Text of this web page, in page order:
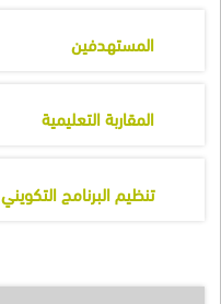
المستهدفين
المقاربة التعليمية
تنظيم البرنامج التكويني